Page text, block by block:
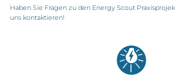
Haben Sie Fragen zu den Energy Scout
uns kontaktieren!